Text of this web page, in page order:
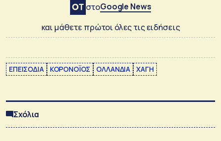
στοGoogle News
και μάθετε πρώτοι όλες τις ειδήσεις
ΕΠΕΙΣΟΔΙΑ ΚΟΡΟΝΟΪΟΣ ΟΛΛΑΝΔΙΑ ΧΑΓΗ
Σχόλια